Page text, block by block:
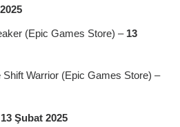
(Epic Games Store) – 13
Shift Warrior (Epic Games Store) –
13 Şubat 2025